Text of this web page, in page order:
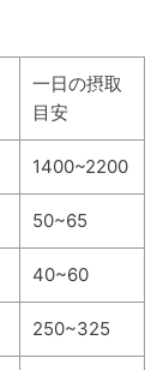
一日の摂取
目安
1400~2200
50~65
40~60
250~325